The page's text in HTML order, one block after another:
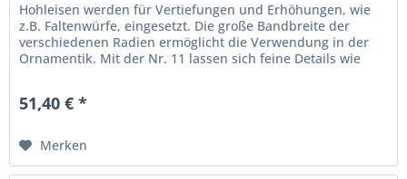
Hohleisen werden für Vertiefungen und Erhöhungen, wie
z.B. Faltenwürfe, eingesetzt. Die große Bandbreite der
verschiedenen Radien ermöglicht die Verwendung in der
Ornamentik. Mit der Nr. 11 lassen sich feine Details wie
51,40 € *
Merken